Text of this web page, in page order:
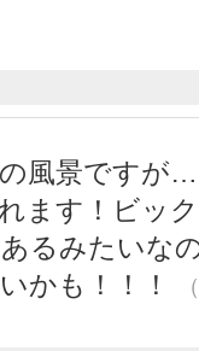
風景ですが
ます！ビッ
るみたいな
かも！！！